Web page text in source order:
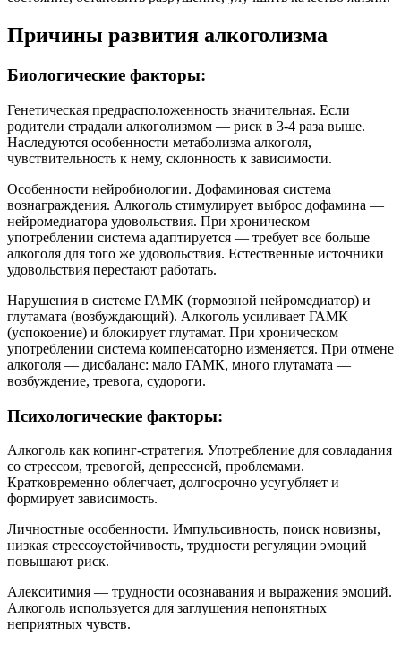
Причины развития алкоголизма
Биологические факторы:
Генетическая предрасположенность значительная. Если
родители страдали алкоголизмом — риск в 3-4 раза выше.
Наследуются особенности метаболизма алкоголя,
чувствительность к нему, склонность к зависимости.
Особенности нейробиологии. Дофаминовая система
вознаграждения. Алкоголь стимулирует выброс дофамина —
нейромедиатора удовольствия. При хроническом
употреблении система адаптируется — требует все больше
алкоголя для того же удовольствия. Естественные источники
удовольствия перестают работать.
Нарушения в системе ГАМК (тормозной нейромедиатор) и
глутамата (возбуждающий). Алкоголь усиливает ГАМК
(успокоение) и блокирует глутамат. При хроническом
употреблении система компенсаторно изменяется. При отмене
алкоголя — дисбаланс: мало ГАМК, много глутамата —
возбуждение, тревога, судороги.
Психологические факторы:
Алкоголь как копинг-стратегия. Употребление для совладания
со стрессом, тревогой, депрессией, проблемами.
Кратковременно облегчает, долгосрочно усугубляет и
формирует зависимость.
Личностные особенности. Импульсивность, поиск новизны,
низкая стрессоустойчивость, трудности регуляции эмоций
повышают риск.
Алекситимия — трудности осознавания и выражения эмоций.
Алкоголь используется для заглушения непонятных
неприятных чувств.